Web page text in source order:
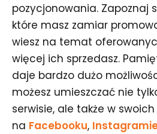
pozycjonowania. Zapoznaj
które masz zamiar
wiesz na temat
więcej ich sprzedasz.
daje bardzo dużo
możesz umieszczać nie
serwisie, ale także w
na Facebooku,